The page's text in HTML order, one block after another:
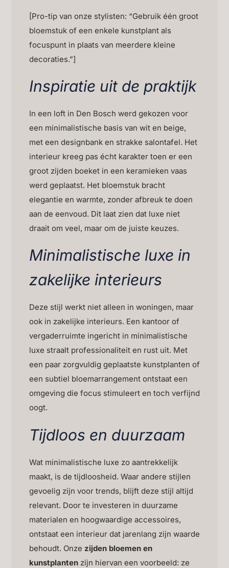
[Pro-tip van onze stylisten: “Gebruik één groot
bloemstuk of een enkele kunstplant als
focuspunt in plaats van meerdere kleine
decoraties.”]
Inspiratie uit de praktijk
In een loft in Den Bosch werd gekozen voor
een minimalistische basis van wit en beige,
met een designbank en strakke salontafel. Het
interieur kreeg pas écht karakter toen er een
groot zijden boeket in een keramieken vaas
werd geplaatst. Het bloemstuk bracht
elegantie en warmte, zonder afbreuk te doen
aan de eenvoud. Dit laat zien dat luxe niet
draait om veel, maar om de juiste keuzes.
Minimalistische luxe in
zakelijke interieurs
Deze stijl werkt niet alleen in woningen, maar
ook in zakelijke interieurs. Een kantoor of
vergaderruimte ingericht in minimalistische
luxe straalt professionaliteit en rust uit. Met
een paar zorgvuldig geplaatste kunstplanten of
een subtiel bloemarrangement ontstaat een
omgeving die focus stimuleert en toch verfijnd
oogt.
Tijdloos en duurzaam
Wat minimalistische luxe zo aantrekkelijk
maakt, is de tijdloosheid. Waar andere stijlen
gevoelig zijn voor trends, blijft deze stijl altijd
relevant. Door te investeren in duurzame
materialen en hoogwaardige accessoires,
ontstaat een interieur dat jarenlang zijn waarde
behoudt. Onze zijden bloemen en
kunstplantenzijn hiervan een voorbeeld: ze